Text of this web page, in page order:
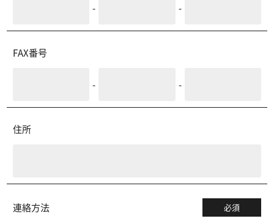
- -
FAX番号
- -
住所
連絡方法 必須